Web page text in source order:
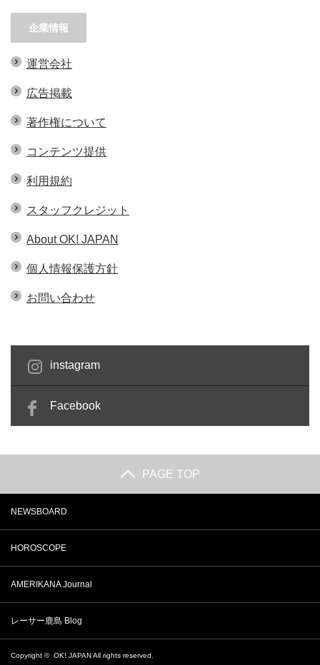
企業情報
運営会社
広告掲載
著作権について
コンテンツ提供
利用規約
スタッフクレジット
About OK! JAPAN
個人情報保護方針
お問い合わせ
instagram
Facebook
PAGE TOP
NEWSBOARD
HOROSCOPE
AMERIKANA Journal
レーサー鹿島 Blog
Copyright © OK! JAPANAll rights reserved.